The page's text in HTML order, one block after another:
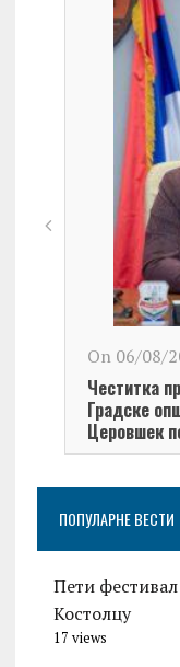
On 06/08/
Честитка
Градске
Церовшек
ПОПУЛАРНЕ ВЕСТИ
Пети
Костолцу
17 views